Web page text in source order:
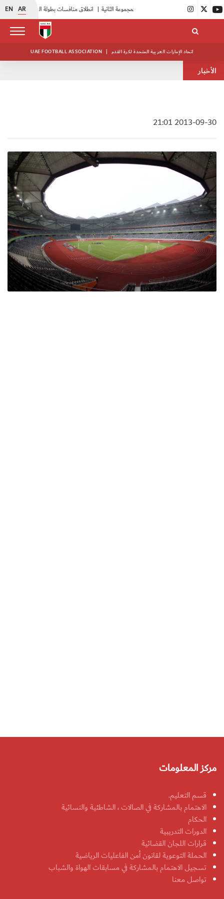
EN AR | بدء فعاليات معسكر حكام المجموعة الثانية |
UAE FOOTBALL ASSOCIATION | اتحاد الإمارات العربية المتحدة لكرة القدم
الأخبار
2013-09-30 21:01
مركز المعلومات
قسم التعليم.
الاهتمام بالمشاركة في الصالات ، الشاطئية والنسائية
الحكام
الدورات التدريبية
قرارات اللجان القضائية
الحملة التوعوية لقانون أمن الفاعليات الرياضية
تسجيل الاهتمام بالمشاركة في مسابقات الهواة والشباب
تواصل معنا